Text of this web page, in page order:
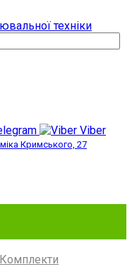
Viber
Кримського, 27
Комплекти